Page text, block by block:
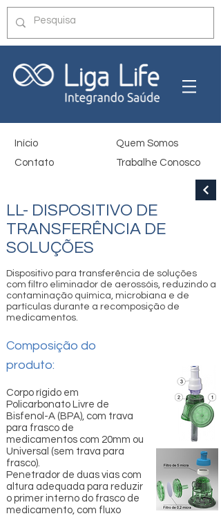
Início
Contato
Quem Somos
Trabalhe Conosco
LL- DISPOSITIVO DE
TRANSFERÊNCIA DE
SOLUÇÕES
Dispositivo para transferência de soluções
com filtro eliminador de aerossóis, reduzindo a
contaminação química, microbiana e de
partículas durante a recomposição de
medicamentos.
Composição do
produto:
Corpo rígido em
Policarbonato Livre de
Bisfenol-A (BPA), com trava
para frasco de
medicamentos com 20mm ou
Universal (sem trava para
frasco).
Penetrador de duas vias com
altura adequada para reduzir
o primer interno do frasco de
medicamento, com fluxo